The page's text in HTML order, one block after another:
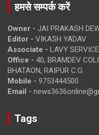
हमसे सम्पर्क करें
Owner - JAI PRAKASH
Editor - VIKASH YADAV
Associate - LAVY
Office - 40, BRAMDEV
BHATAON, RAIPUR C.G.
Mobile - 9753444500
Email -
Tags